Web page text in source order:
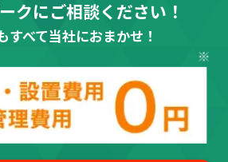
クにご相談ください！
すべて当社におまかせ！